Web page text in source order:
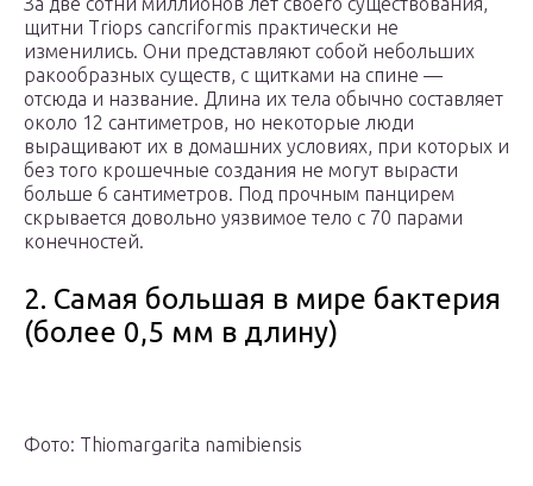
щитни Triops cancriformis практически не
изменились. Они представляют собой небольших
ракообразных существ, с щитками на спине —
отсюда и название. Длина их тела обычно составляет
около 12 сантиметров, но некоторые люди
выращивают их в домашних условиях, при которых и
без того крошечные создания не могут вырасти
больше 6 сантиметров. Под прочным панцирем
скрывается довольно уязвимое тело с 70 парами
конечностей.
2. Самая большая в мире бактерия
(более 0,5 мм в длину)
Фото: Thiomargarita namibiensis